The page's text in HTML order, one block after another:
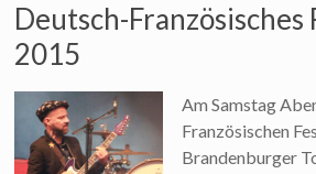
Deutsch-Französisches
2015
Am Samstag
Französischen
Brandenburger